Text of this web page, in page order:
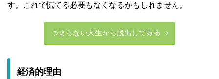
す。これで慌てる必要もなくなるかもしれません。
つまらない人生から脱出してみる
経済的理由